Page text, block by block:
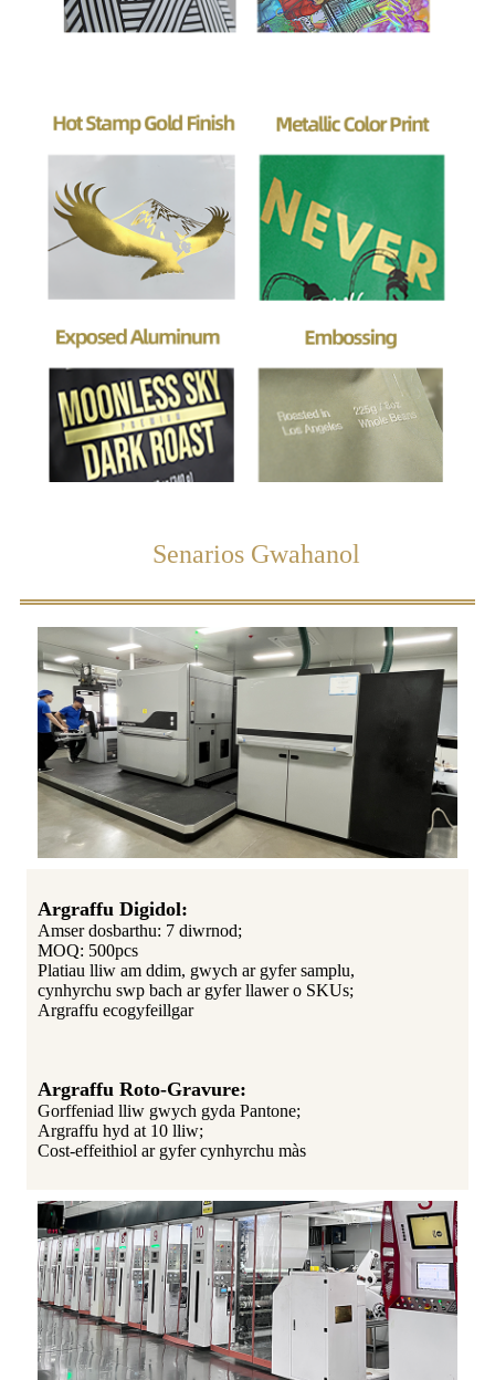
Senarios Gwahanol
Argraffu Digidol:
Amser dosbarthu: 7 diwrnod;
MOQ: 500pcs
Platiau lliw am ddim, gwych ar gyfer samplu,
cynhyrchu swp bach ar gyfer llawer o SKUs;
Argraffu ecogyfeillgar
Argraffu Roto-Gravure:
Gorffeniad lliw gwych gyda Pantone;
Argraffu hyd at 10 lliw;
Cost-effeithiol ar gyfer cynhyrchu màs